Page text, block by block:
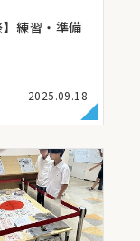
】練習・準備
2025.09.18